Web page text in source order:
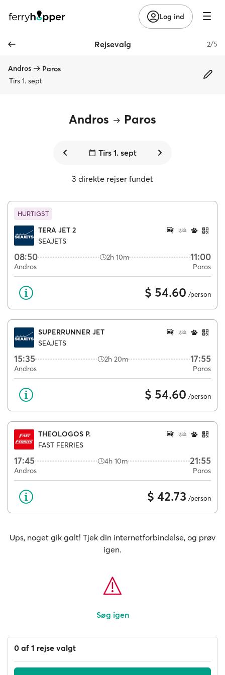
Log ind
Rejsevalg 2/5
Andros
Paros
Tirs 1. sept
Andros Paros
Tirs 1. sept
3 direkte rejser fundet
HURTIGST
TERA JET 2
SEAJETS
08:50 2h 10m 11:00
Andros Paros
$ 54.60 /person
SUPERRUNNER JET
SEAJETS
15:35 2h 20m 17:55
Andros Paros
$ 54.60 /person
THEOLOGOS P.
FAST FERRIES
17:45 4h 10m 21:55
Andros Paros
$ 42.73 /person
Ups, noget gik galt! Tjek din internetforbindelse, og prøv
igen.
Søg igen
0 af 1 rejse valgt